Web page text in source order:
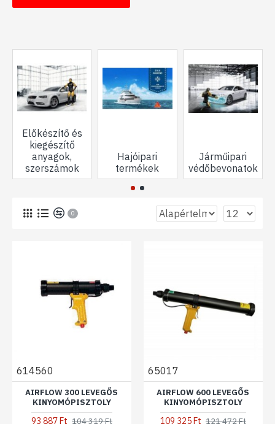
Előkészítő és
kiegészítő
anyagok,
szerszámok
Hajóipari
termékek
Járműipari
védőbevonatok
0
614560
AIRFLOW 300 LEVEGŐS
KINYOMÓPISZTOLY
93 887 Ft 104 319 Ft
65017
AIRFLOW 600 LEVEGŐS
KINYOMÓPISZTOLY
109 325 Ft 121 472 Ft